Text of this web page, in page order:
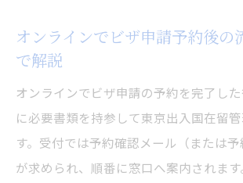
オンラインでビザ申請予約後の
で解説
オンラインでビザ申請の予約を完了し
に必要書類を持参して東京出入国在留
す。受付では予約確認メール（または
が求められ、順番に窓口へ案内されます